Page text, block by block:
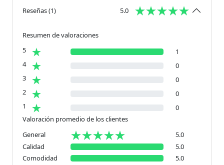
Reseñas(1) 5.0
Resumen de valoraciones
5
1
4
0
3
0
2
0
1
0
Valoración promedio de los clientes
General
5.0
Calidad
5.0
Comodidad
5.0